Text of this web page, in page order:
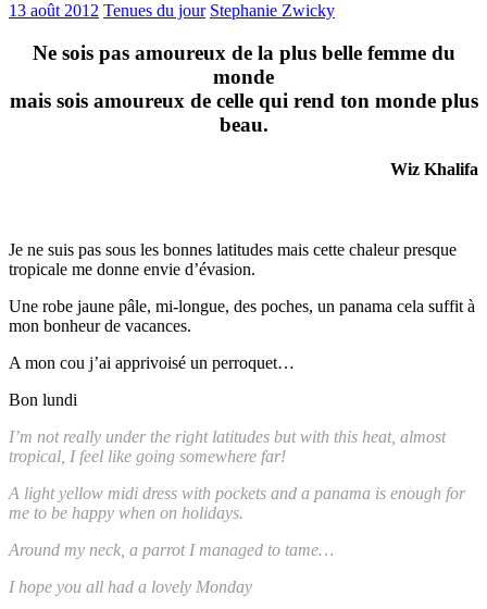
13 août 2012 Tenues du jour Stephanie Zwicky
Ne sois pas amoureux de la plus belle femme du
monde
mais sois amoureux de celle qui rend ton monde plus
beau.
Wiz Khalifa
Je ne suis pas sous les bonnes latitudes mais cette chaleur presque
tropicale me donne envie d’évasion.
Une robe jaune pâle, mi-longue, des poches, un panama cela suffit à
mon bonheur de vacances.
A mon cou j’ai apprivoisé un perroquet…
Bon lundi
I’m not really under the right latitudes but with this heat, almost
tropical, I feel like going somewhere far!
A light yellow midi dress with pockets and a panama is enough for
me to be happy when on holidays.
Around my neck, a parrot I managed to tame…
I hope you all had a lovely Monday